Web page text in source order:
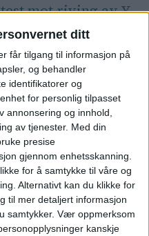
ditt
får tilgang til informasjon på
og behandler
identifikatorer og
for personlig tilpasset
annonsering og innhold,
av tjenester. Med din
presise
gjennom enhetsskanning.
for å samtykke til våre og
Alternativt kan du klikke for
til mer detaljert informasjon
samtykker. Vær oppmerksom
kanskje
mot riving av Y-
under bakken,
foaje og
forbindelse.